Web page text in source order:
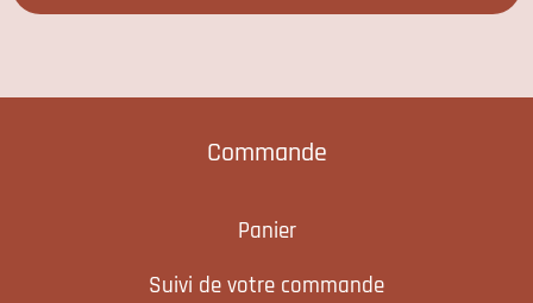
Commande
Panier
Suivi de votre commande